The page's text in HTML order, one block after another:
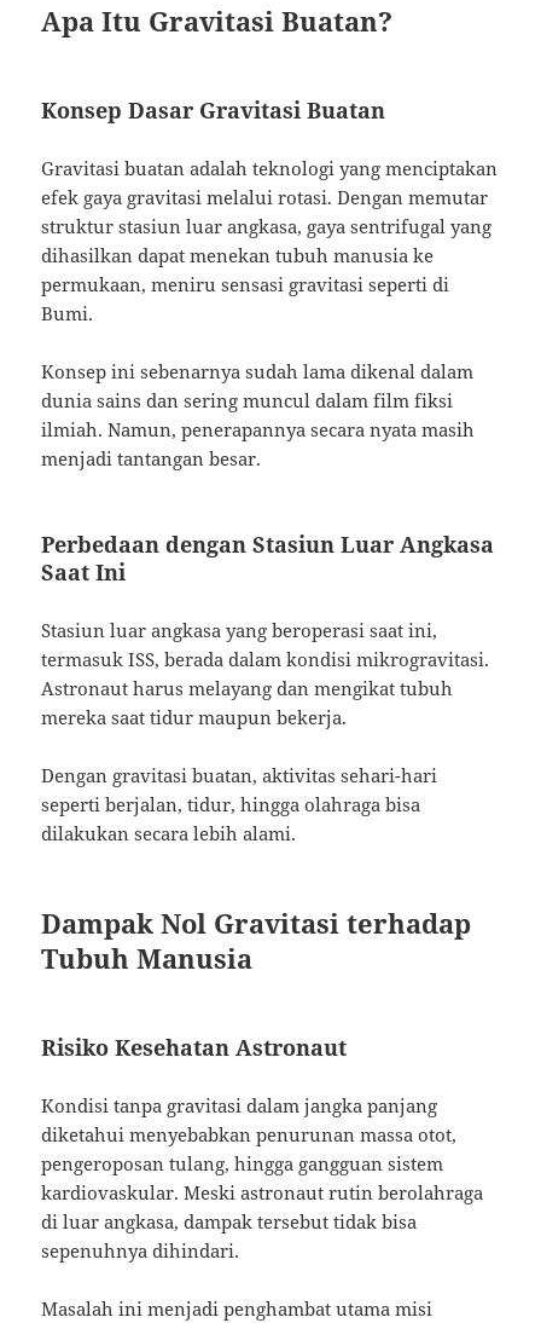
Apa Itu Gravitasi Buatan?
Konsep Dasar Gravitasi Buatan
Gravitasi buatan adalah teknologi yang menciptakan
efek gaya gravitasi melalui rotasi. Dengan memutar
struktur stasiun luar angkasa, gaya sentrifugal yang
dihasilkan dapat menekan tubuh manusia ke
permukaan, meniru sensasi gravitasi seperti di
Bumi.
Konsep ini sebenarnya sudah lama dikenal dalam
dunia sains dan sering muncul dalam film fiksi
ilmiah. Namun, penerapannya secara nyata masih
menjadi tantangan besar.
Perbedaan dengan Stasiun Luar Angkasa
Saat Ini
Stasiun luar angkasa yang beroperasi saat ini,
termasuk ISS, berada dalam kondisi mikrogravitasi.
Astronaut harus melayang dan mengikat tubuh
mereka saat tidur maupun bekerja.
Dengan gravitasi buatan, aktivitas sehari-hari
seperti berjalan, tidur, hingga olahraga bisa
dilakukan secara lebih alami.
Dampak Nol Gravitasi terhadap
Tubuh Manusia
Risiko Kesehatan Astronaut
Kondisi tanpa gravitasi dalam jangka panjang
diketahui menyebabkan penurunan massa otot,
pengeroposan tulang, hingga gangguan sistem
kardiovaskular. Meski astronaut rutin berolahraga
di luar angkasa, dampak tersebut tidak bisa
sepenuhnya dihindari.
Masalah ini menjadi penghambat utama misi